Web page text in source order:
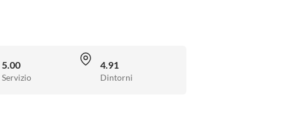
5.00
Servizio
4.91
Dintorni